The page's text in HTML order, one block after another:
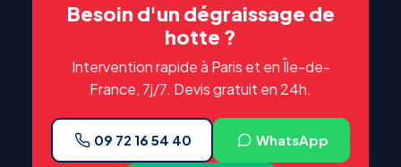
Besoin d'un dégraissage de
hotte ?
Intervention rapide à Paris et en Île-de-
France, 7j/7. Devis gratuit en 24h.
09 72 16 54 40 WhatsApp